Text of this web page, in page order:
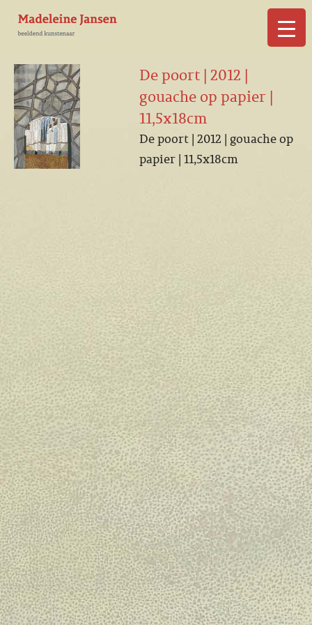
De poort | 2012 |
gouache op papier |
11,5x18cm
De poort | 2012 | gouache op
papier | 11,5x18cm
▼